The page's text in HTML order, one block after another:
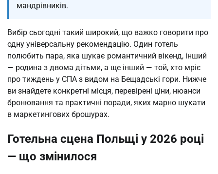
мандрівників.
Вибір сьогодні такий широкий, що важко говорити про
одну універсальну рекомендацію. Один готель
полюбить пара, яка шукає романтичний вікенд, інший
— родина з двома дітьми, а ще інший — той, хто мріє
про тиждень у СПА з видом на Бещадські гори. Нижче
ви знайдете конкретні місця, перевірені ціни, нюанси
бронювання та практичні поради, яких марно шукати
в маркетингових брошурах.
Готельна сцена Польщі у 2026 році
— що змінилося